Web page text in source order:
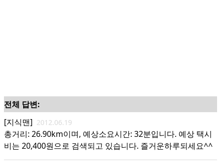
전체 답변:
[지식맨] 2012.06.19
총거리: 26.90km이며, 예상소요시간: 32분입니다. 예상 택시
비는 20,400원으로 검색되고 있습니다. 즐거운하루되세요^^